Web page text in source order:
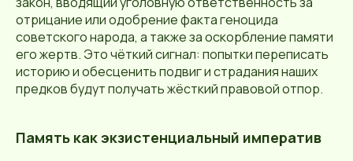
отрицание или одобрение факта геноцида
советского народа, а также за оскорбление памяти
его жертв. Это чёткий сигнал: попытки переписать
историю и обесценить подвиг и страдания наших
предков будут получать жёсткий правовой отпор.
Память как экзистенциальный императив